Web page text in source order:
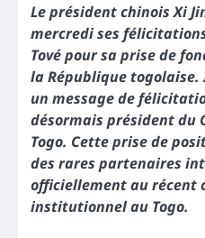
Le président chinois Xi
mercredi ses
Tové pour sa prise de
la République
un message de
désormais président du
Togo. Cette prise de
des rares partenaires
officiellement au récent
institutionnel au Togo.